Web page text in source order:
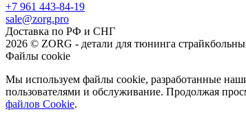
+7 961 443-84-19
sale@zorg.pro
Доставка по РФ и СНГ
2026 © ZORG - детали для тюнинга
Файлы cookie
Мы используем файлы cookie, разработанные
пользователями и обслуживание. Продолжая
файлов Cookie.